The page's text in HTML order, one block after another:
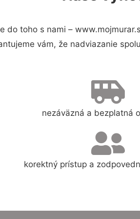
do toho s nami –
vám, že nadviazanie
nezáväzná a bezplatná
korektný prístup a